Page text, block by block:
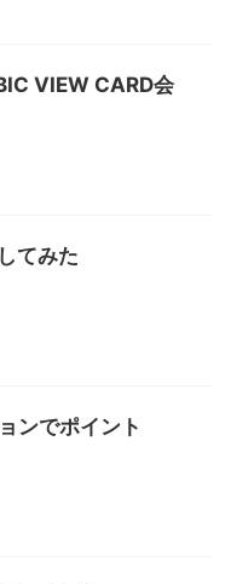
VIEW CARD会
てみた
ンでポイント